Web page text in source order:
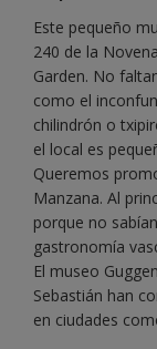
Este pequeño
240 de la
Garden. No
como el
chilindrón o
el local es
Queremos
Manzana. Al
porque no
gastronomía
El museo
Sebastián han
en ciudades